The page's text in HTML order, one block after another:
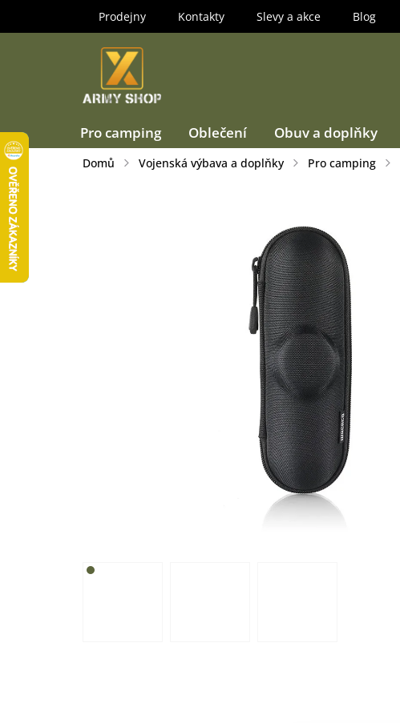
Prodejny Kontakty Slevy a akce Blog
Pro camping Oblečení Obuv a doplňky
Domů Vojenská výbava a doplňky Pro camping